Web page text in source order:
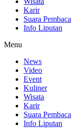
Karir
Suara Pembaca
Info Liputan
Menu
News
Video
Event
Kuliner
Wisata
Karir
Suara Pembaca
Info Liputan